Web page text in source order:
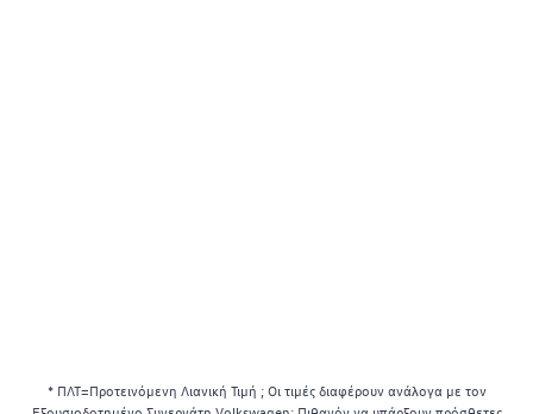
* ΠΛΤ=Προτεινόμενη Λιανική Τιμή ; Οι τιμές διαφέρουν ανάλογα με τον